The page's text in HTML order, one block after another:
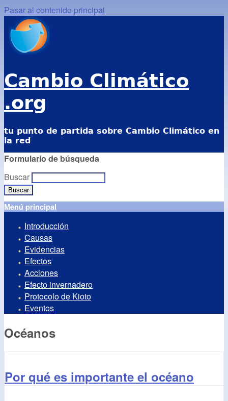
Pasar al contenido principal
Cambio Climático
.org
tu punto de partida sobre Cambio Climático en
la red
Formulario de búsqueda
Buscar
Menú principal
Introducción
Causas
Evidencias
Efectos
Acciones
Efecto invernadero
Protocolo de Kioto
Eventos
Océanos
Por qué es importante el océano